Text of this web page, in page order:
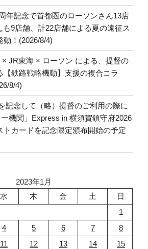
年記念で首都圏のローソンさん13店
9店舗、計22店舗による夏の遠征ス
動！(2026/8/4)
× JR東海 × ローソン による、提督の
【鉄路戦略機動】支援の複合コラ
8/4)
記念して（略）提督のご利用の際に
ー機関」Express in 横須賀鎮守府2026
トカードを記念限定頒布開始の予定
2023年1月
水 木 金 土
日
1
4 5 6 7
8
11 12 13 14
15